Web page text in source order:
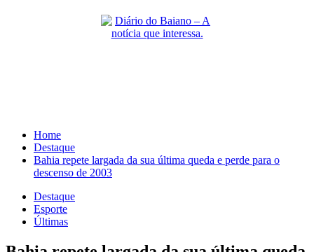
Home
Destaque
Bahia repete largada da sua última queda e perde para o
descenso de 2003
Destaque
Esporte
Últimas